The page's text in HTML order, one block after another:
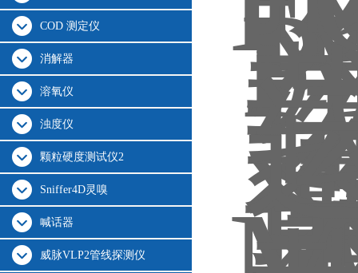
COD 测定仪
消解器
溶氧仪
浊度仪
颗粒硬度测试仪2
Sniffer4D灵嗅
喊话器
威脉VLP2管线探测仪